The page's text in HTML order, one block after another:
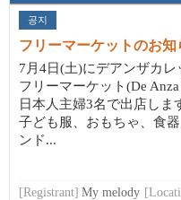
공지
フリーマーケットのお知
7月4日(土)にデアンザカレ
フリーマーケット(De Anza
日本人主婦3名で出店しま
子ども服、おもちゃ、食
ンド...
[Registrant] My melody